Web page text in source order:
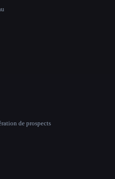
de prospects